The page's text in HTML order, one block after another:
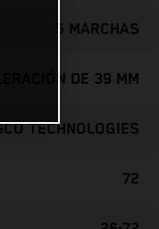
5 MARCHAS
DE 39 MM
TECHNOLOGIES
72